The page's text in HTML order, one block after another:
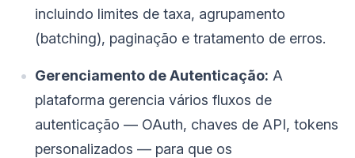
incluindo limites de taxa, agrupamento
(batching), paginação e tratamento de erros.
Gerenciamento de Autenticação: A
plataforma gerencia vários fluxos de
autenticação — OAuth, chaves de API, tokens
personalizados — para que os